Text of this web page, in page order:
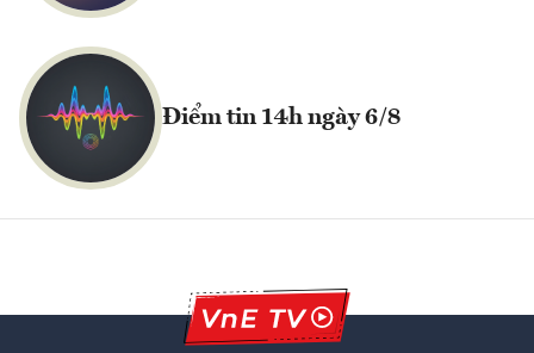
Điểm tin 14h ngày 6/8